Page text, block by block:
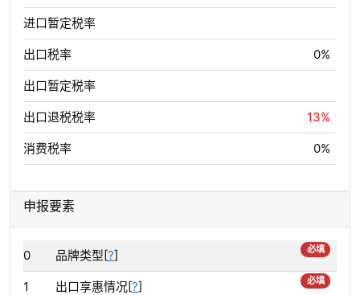
进口暂定税率
出口税率 0%
出口暂定税率
出口退税税率 13%
消费税率 0%
申报要素
0 品牌类型[?] 必填
1 出口享惠情况[?] 必填